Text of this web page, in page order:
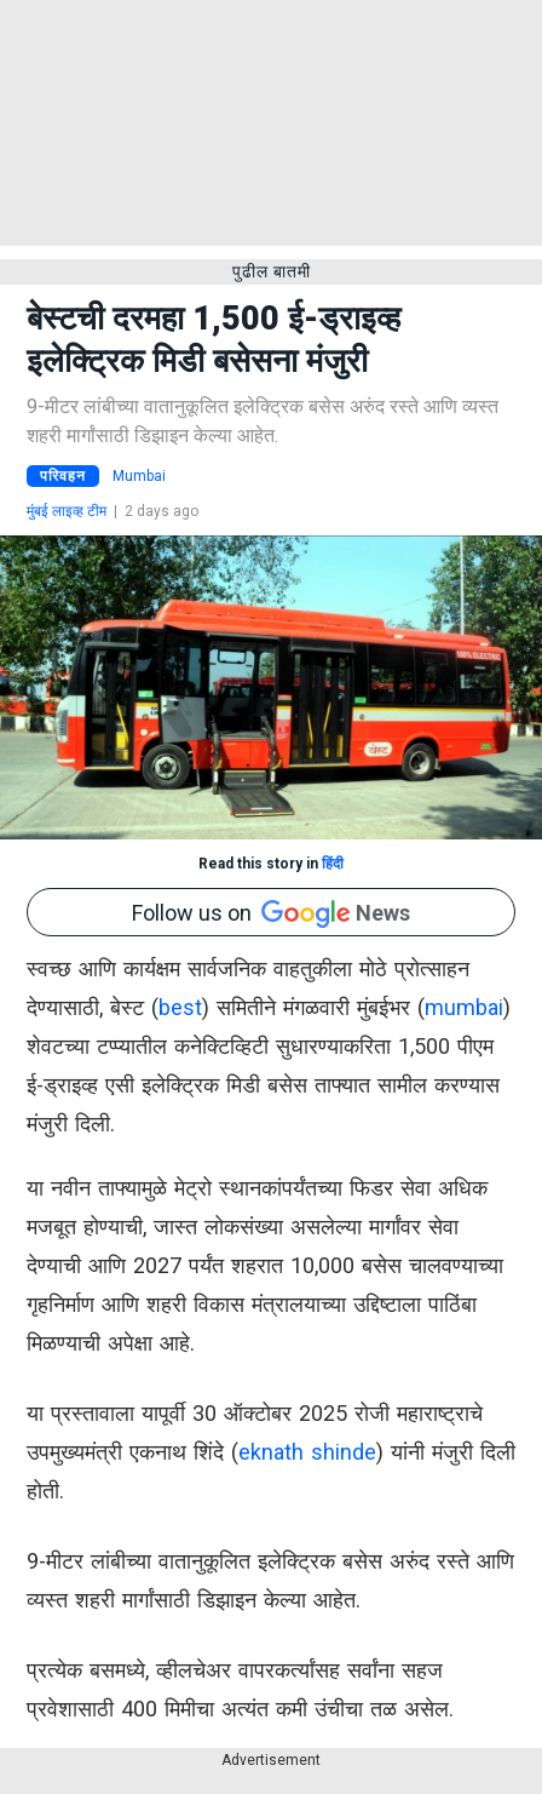
पुढील बातमी
बेस्टची दरमहा 1,500 ई-ड्राइव्ह
इलेक्ट्रिक मिडी बसेसना मंजुरी
9-मीटर लांबीच्या वातानुकूलित इलेक्ट्रिक बसेस अरुंद रस्ते आणि व्यस्त
शहरी मार्गांसाठी डिझाइन केल्या आहेत.
परिवहन Mumbai
मुंबई लाइव्ह टीम| 2 days ago
Read this story inहिंदी
Follow us on News
स्वच्छ आणि कार्यक्षम सार्वजनिक वाहतुकीला मोठे प्रोत्साहन
देण्यासाठी, बेस्ट (best) समितीने मंगळवारी मुंबईभर (mumbai)
शेवटच्या टप्प्यातील कनेक्टिव्हिटी सुधारण्याकरिता 1,500 पीएम
ई-ड्राइव्ह एसी इलेक्ट्रिक मिडी बसेस ताफ्यात सामील करण्यास
मंजुरी दिली.
या नवीन ताफ्यामुळे मेट्रो स्थानकांपर्यंतच्या फिडर सेवा अधिक
मजबूत होण्याची, जास्त लोकसंख्या असलेल्या मार्गांवर सेवा
देण्याची आणि 2027 पर्यंत शहरात 10,000 बसेस चालवण्याच्या
गृहनिर्माण आणि शहरी विकास मंत्रालयाच्या उद्दिष्टाला पाठिंबा
मिळण्याची अपेक्षा आहे.
या प्रस्तावाला यापूर्वी 30 ऑक्टोबर 2025 रोजी महाराष्ट्राचे
उपमुख्यमंत्री एकनाथ शिंदे (eknath shinde) यांनी मंजुरी दिली
होती.
9-मीटर लांबीच्या वातानुकूलित इलेक्ट्रिक बसेस अरुंद रस्ते आणि
व्यस्त शहरी मार्गांसाठी डिझाइन केल्या आहेत.
प्रत्येक बसमध्ये, व्हीलचेअर वापरकर्त्यांसह सर्वांना सहज
प्रवेशासाठी 400 मिमीचा अत्यंत कमी उंचीचा तळ असेल.
Advertisement